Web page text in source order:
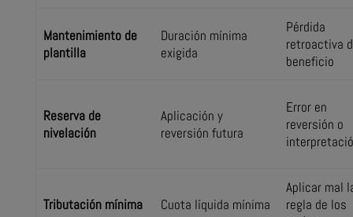
Mantenimiento de
plantilla
Duración mínima
exigida
Pérdida
retroactiva
beneficio
Reserva de
nivelación
Aplicación y
reversión futura
Error en
reversión o
Tributación mínima Cuota líquida mínima
Aplicar mal
regla de los